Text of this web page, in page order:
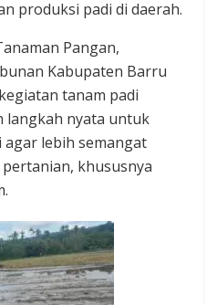
produksi padi di daerah.
Pangan,
Kabupaten Barru
tanam padi
langkah nyata untuk
lebih semangat
khususnya